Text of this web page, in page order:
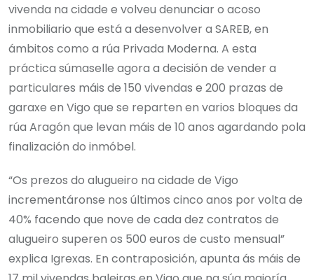
vivenda na cidade e volveu denunciar o acoso
inmobiliario que está a desenvolver a SAREB, en
ámbitos como a rúa Privada Moderna. A esta
práctica súmaselle agora a decisión de vender a
particulares máis de 150 vivendas e 200 prazas de
garaxe en Vigo que se reparten en varios bloques da
rúa Aragón que levan máis de 10 anos agardando pola
finalización do inmóbel.
“Os prezos do alugueiro na cidade de Vigo
incrementáronse nos últimos cinco anos por volta de
40% facendo que nove de cada dez contratos de
alugueiro superen os 500 euros de custo mensual”
explica Igrexas. En contraposición, apunta ás máis de